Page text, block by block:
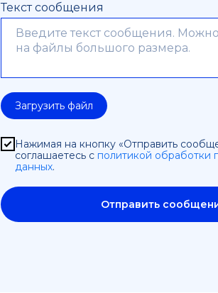
Текст сообщения
Загрузить файл
Нажимая на кнопку «Отправить
соглашаетесь c политикой обработки
данных.
Отправить